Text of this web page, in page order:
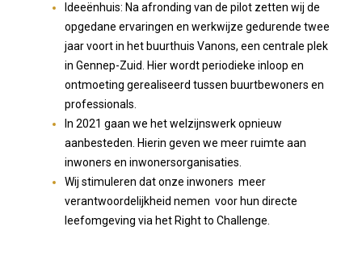
Ideeënhuis: Na afronding van de pilot zetten wij de
opgedane ervaringen en werkwijze gedurende twee
jaar voort in het buurthuis Vanons, een centrale plek
in Gennep-Zuid. Hier wordt periodieke inloop en
ontmoeting gerealiseerd tussen buurtbewoners en
professionals.
In 2021 gaan we het welzijnswerk opnieuw
aanbesteden. Hierin geven we meer ruimte aan
inwoners en inwonersorganisaties.
Wij stimuleren dat onze inwoners meer
verantwoordelijkheid nemen voor hun directe
leefomgeving via het Right to Challenge.